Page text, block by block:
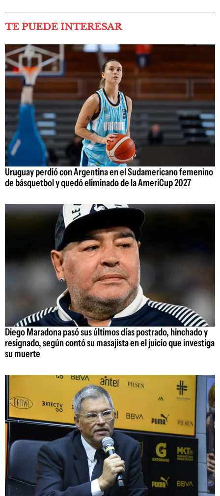
TE PUEDE INTERESAR
Uruguay perdió con Argentina en el Sudamericano femenino
de básquetbol y quedó eliminado de la AmeriCup 2027
Diego Maradona pasó sus últimos días postrado, hinchado y
resignado, según contó su masajista en el juicio que investiga
su muerte